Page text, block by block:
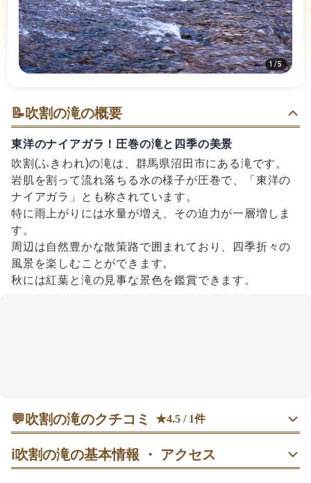
1/5
📝吹割の滝の概要
東洋のナイアガラ！圧巻の滝と四季の美景
吹割(ふきわれ)の滝は、群馬県沼田市にある滝です。
岩肌を割って流れ落ちる水の様子が圧巻で、「東洋の
ナイアガラ」とも称されています。
特に雨上がりには水量が増え、その迫力が一層増しま
す。
周辺は自然豊かな散策路で囲まれており、四季折々の
風景を楽しむことができます。
秋には紅葉と滝の見事な景色を鑑賞できます。
💬吹割の滝のクチコミ ★4.5 / 1件
訪問日： 2024/10/28
ℹ️吹割の滝の基本情報 ・ アクセス